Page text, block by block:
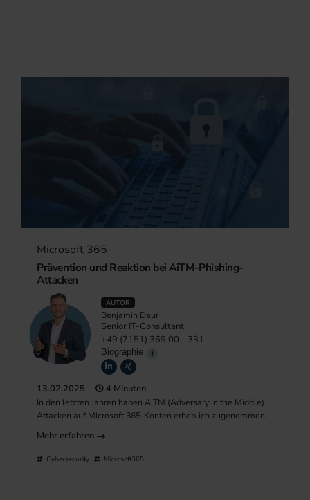
Microsoft 365
Prävention und Reaktion bei AiTM-Phishing-
Attacken
AUTOR
Benjamin Daur
Senior IT-Consultant
+49 (7151) 369 00 - 331
Biographie
13.02.2025 4 Minuten
In den letzten Jahren haben AiTM (Adversary in the Middle)
Attacken auf Microsoft 365-Konten erheblich zugenommen.
Mehr erfahren
Cybersecurity Microsoft365